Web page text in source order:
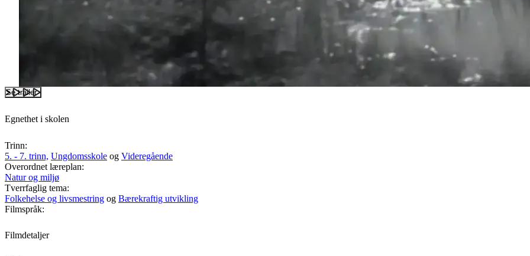
Se trailer
Egnethet i skolen
Trinn:
5. - 7. trinn, Ungdomsskole og Videregående
Overordnet læreplan:
Natur og miljø
Tverrfaglig tema:
Folkehelse og livsmestring og Bærekraftig utvikling
Filmspråk:
Filmdetaljer